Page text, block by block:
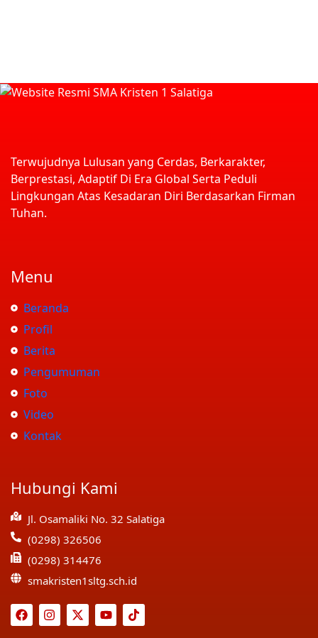
Terwujudnya Lulusan yang Cerdas, Berkarakter,
Berprestasi, Adaptif Di Era Global Serta Peduli
Lingkungan Atas Kesadaran Diri Berdasarkan Firman
Tuhan.
Menu
Beranda
Profil
Berita
Pengumuman
Foto
Video
Kontak
Hubungi Kami
Jl. Osamaliki No. 32 Salatiga
(0298) 326506
(0298) 314476
smakristen1sltg.sch.id